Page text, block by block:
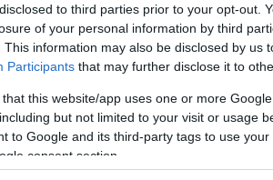
to third parties prior to your opt-out.
of your personal information by third
This information may also be disclosed by us
Participants that may further disclose it to
that this website/app uses one or more
but not limited to your visit or usage
to Google and its third-party tags to use
consent section.
temetése látványos
díszes menetben hurcolnak végig a